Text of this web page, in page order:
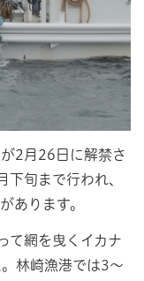
2月26日に解禁さ
下旬まで行われ、
あります。
て網を曳くイカナ
林崎漁港では3～